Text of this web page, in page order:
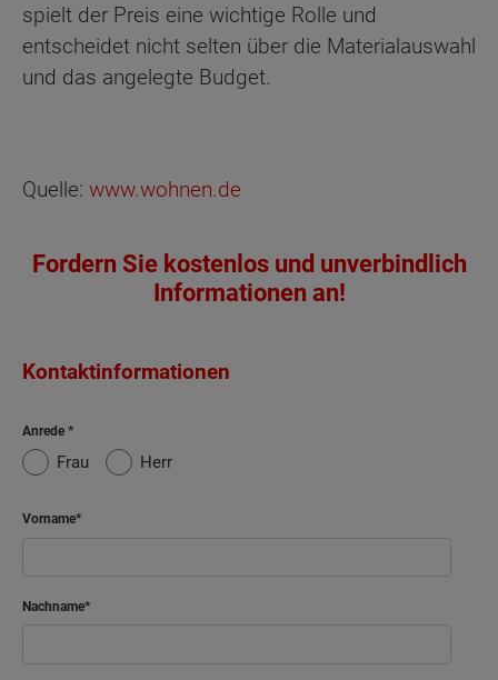
spielt der Preis eine wichtige Rolle und
entscheidet nicht selten über die Materialauswahl
und das angelegte Budget.
Quelle: www.wohnen.de
Fordern Sie kostenlos und unverbindlich
Informationen an!
Kontaktinformationen
Anrede
Frau Herr
Vorname
Nachname